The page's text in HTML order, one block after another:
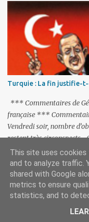
i
Turquie : La fin justifie-t-
*** Commentaires de
française ***
Vendredi soir, nombre
restent très circonspects.
d’Etat mené par une
putschistes soient jugés.
actions menées par le
réalisation du putsch lui-
This site uses
and to analyze traffic.
shared with Google
metrics to ensure
statistics, and to